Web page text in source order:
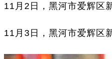
11月2日，黑河市爱辉区
11月3日，黑河市爱辉区